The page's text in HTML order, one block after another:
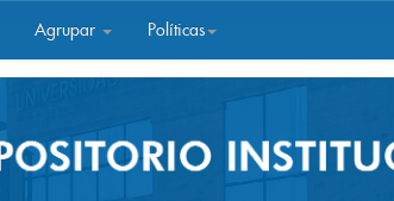
Agrupar Políticas